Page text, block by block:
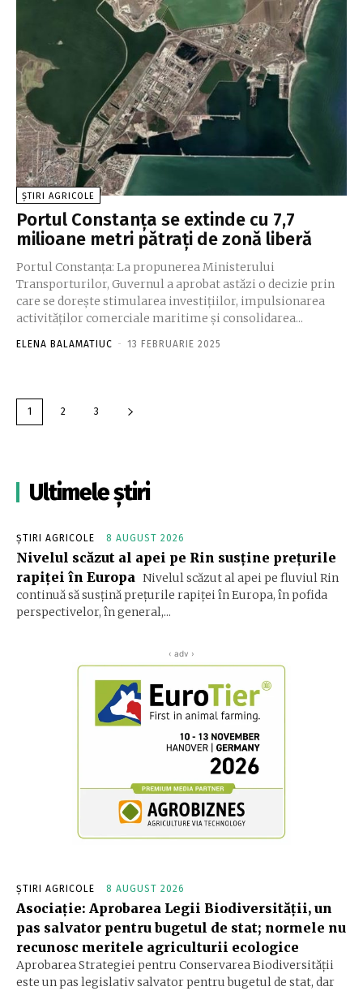
ȘTIRI AGRICOLE
Portul Constanța se extinde cu 7,7
milioane metri pătrați de zonă liberă
Portul Constanța: La propunerea Ministerului
Transporturilor, Guvernul a aprobat astăzi o decizie prin
care se dorește stimularea investițiilor, impulsionarea
activităților comerciale maritime și consolidarea...
ELENA BALAMATIUC - 13 FEBRUARIE 2025
1 2 3
Ultimele știri
ȘTIRI AGRICOLE 8 AUGUST 2026
Nivelul scăzut al apei pe Rin susține prețurile
rapiței în Europa Nivelul scăzut al apei pe fluviul Rin
continuă să susțină prețurile rapiței în Europa, în pofida
perspectivelor, în general,...
‹ adv ›
ȘTIRI AGRICOLE 8 AUGUST 2026
Asociație: Aprobarea Legii Biodiversității, un
pas salvator pentru bugetul de stat; normele nu
recunosc meritele agriculturii ecologice
Aprobarea Strategiei pentru Conservarea Biodiversității
este un pas legislativ salvator pentru bugetul de stat, dar